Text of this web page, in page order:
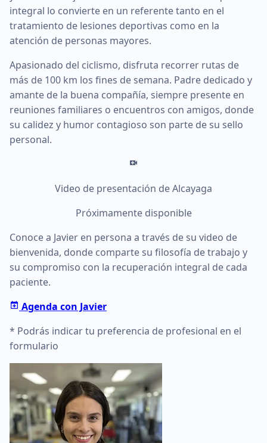
integral lo convierte en un referente tanto en el
tratamiento de lesiones deportivas como en la
atención de personas mayores.
Apasionado del ciclismo, disfruta recorrer rutas de
más de 100 km los fines de semana. Padre dedicado y
amante de la buena compañía, siempre presente en
reuniones familiares o encuentros con amigos, donde
su calidez y humor contagioso son parte de su sello
personal.
Video de presentación de Alcayaga
Próximamente disponible
Conoce a Javier en persona a través de su video de
bienvenida, donde comparte su filosofía de trabajo y
su compromiso con la recuperación integral de cada
paciente.
Agenda con Javier
* Podrás indicar tu preferencia de profesional en el
formulario